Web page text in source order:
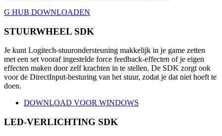
G HUB DOWNLOADEN
STUURWHEEL SDK
Je kunt Logitech-stuurondersteuning makkelijk in je game zetten
met een set vooraf ingestelde force feedback-effecten of je eigen
effecten maken door zelf krachten in te stellen. De SDK zorgt ook
voor de DirectInput-besturing van het stuur, zodat je dat niet hoeft te
doen.
DOWNLOAD VOOR WINDOWS
LED-VERLICHTING SDK